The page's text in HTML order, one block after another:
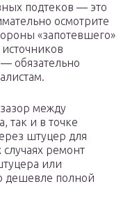
подтеков — это
осмотрите
«запотевшего»
обязательно
между
так и в точке
штуцер для
ремонт
или
дешевле полной